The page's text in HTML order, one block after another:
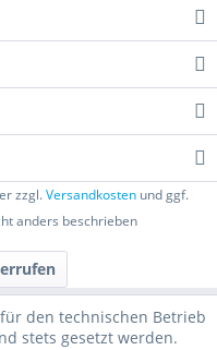
zzgl.Versandkosten und ggf.
anders beschrieben
den technischen Betrieb
stets gesetzt werden.